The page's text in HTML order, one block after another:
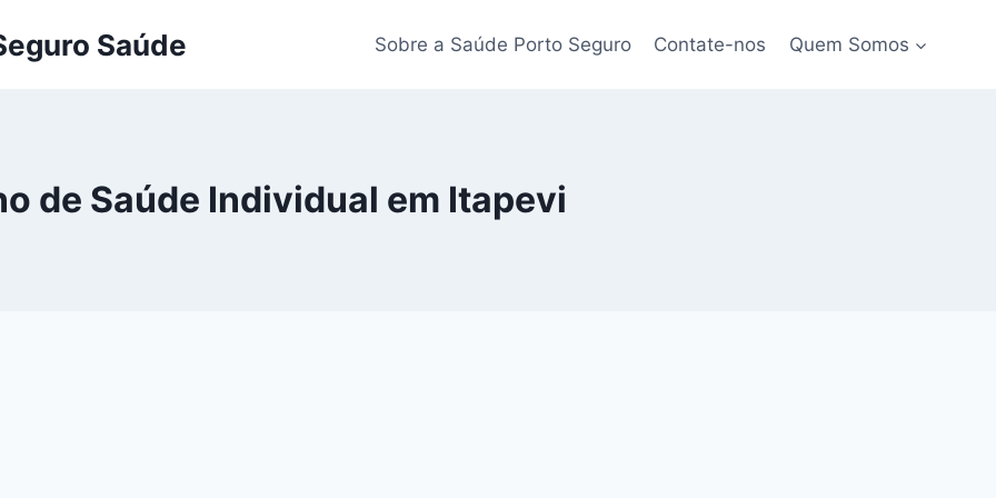
Saúde Sobre a Saúde Porto Seguro Contate-nos Quem Somos
de Saúde Individual em Itapevi